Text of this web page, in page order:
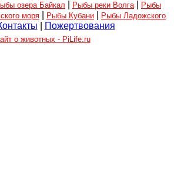
озера Байкал Рыбы реки Волга
Рыбы
моря Рыбы Кубани
Рыбы Ладожского
Пожертвования
о животных - PiLife.ru